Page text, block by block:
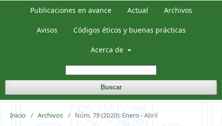
Publicaciones en avance Actual Archivos
Avisos Códigos éticos y buenas prácticas
Acerca de
Buscar
Inicio / Archivos / Núm. 79 (2020): Enero - Abril